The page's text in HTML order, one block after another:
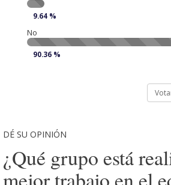
9.64 %
No
90.36 %
DÉ SU OPINIÓN
¿Qué grupo está
mejor trabajo en el